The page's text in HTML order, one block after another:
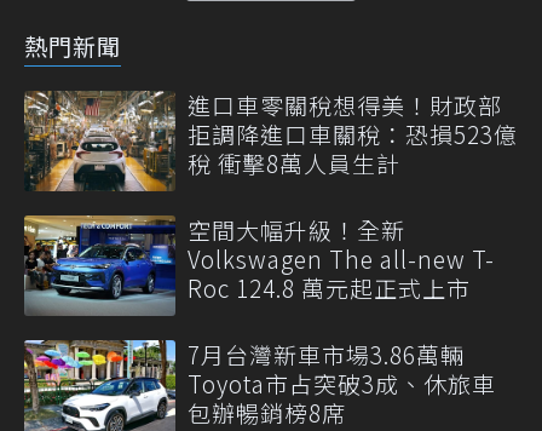
熱門新聞
進口車零關稅想得美！財政部
拒調降進口車關稅：恐損523億
稅 衝擊8萬人員生計
空間大幅升級！全新
Volkswagen The all-new T-
Roc 124.8 萬元起正式上市
7月台灣新車市場3.86萬輛
Toyota市占突破3成、休旅車
包辦暢銷榜8席